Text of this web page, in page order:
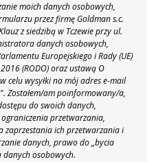
moich danych osobowych,
przez firmę Goldman s.c.
z siedzibą w Tczewie przy ul.
danych osobowych,
Europejskiego i Rady (UE)
(RODO) oraz ustawą O
celu wysyłki na mój adres e-mail
Zostałem/am poinformowany/a,
do swoich danych,
przetwarzania,
zaprzestania ich przetwarzania i
danych, prawo do „bycia
osobowych.